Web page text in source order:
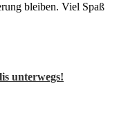
bleiben. Viel Spaß
unterwegs!